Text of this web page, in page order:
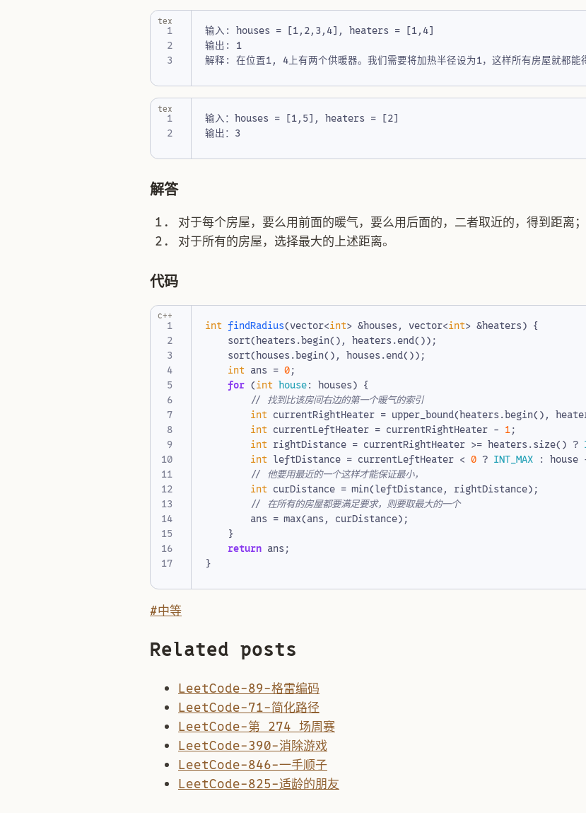
1
2
tex
1
2
tex
解答
对于每个房屋，要么用前面的暖气，要么用后面的，二者取近的，得到距离；
对于所有的房屋，选择最大的上述距离。
代码
1
2
4
5
6
7
8
9
10
11
12
14
15
16
17
int findRadius(vector<int> &houses, vector<int> &heaters) {
sort(heaters.begin(), heaters.end());
sort(houses.begin(), houses.end());
int ans = 0;
for (int house: houses) {
// 找到比该房间右边的第一个暖气的索引
int currentRightHeater = upper_bound(heaters.begin(),
int currentLeftHeater = currentRightHeater - 1;
int rightDistance = currentRightHeater >= heaters.size() ?
int leftDistance = currentLeftHeater < 0 ? INT_MAX : house
int curDistance = min(leftDistance, rightDistance);
// 在所有的房屋都要满足要求，则要取最大的一个
ans = max(ans, curDistance);
}
return ans;
}
c++
#中等
Related posts
LeetCode-89-格雷编码
LeetCode-71-简化路径
LeetCode-第 274 场周赛
LeetCode-390-消除游戏
LeetCode-846-一手顺子
LeetCode-825-适龄的朋友